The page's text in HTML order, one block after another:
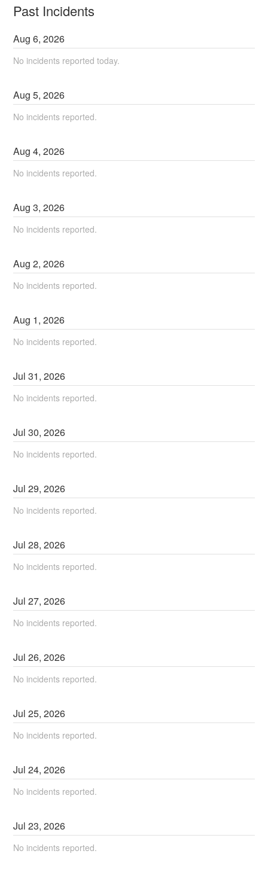
Past Incidents
Aug6,2026
No incidents reported today.
Aug5,2026
No incidents reported.
Aug4,2026
No incidents reported.
Aug3,2026
No incidents reported.
Aug2,2026
No incidents reported.
Aug 1,2026
No incidents reported.
Jul31,2026
No incidents reported.
Jul30,2026
No incidents reported.
Jul29,2026
No incidents reported.
Jul28,2026
No incidents reported.
Jul27,2026
No incidents reported.
Jul26,2026
No incidents reported.
Jul25,2026
No incidents reported.
Jul24,2026
No incidents reported.
Jul23,2026
No incidents reported.